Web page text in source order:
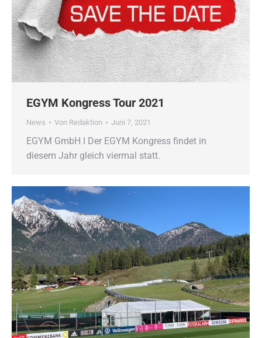
EGYM Kongress Tour 2021
News Von Redaktion Juni 7, 2021
EGYM GmbH ǀ Der EGYM Kongress findet in
diesem Jahr gleich viermal statt.